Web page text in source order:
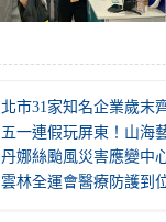
北市31家知名企業歲末齊力求才釋出1,385
五一連假玩屏東！山海藝文一次收 還有百萬汽車
丹娜絲颱風災害應變中心第三次工
雲林全運會醫療防護到位縣長張麗善：打造最安全